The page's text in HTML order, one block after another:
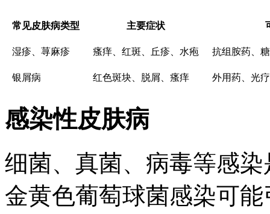
常见皮肤病类型 主要症状
湿疹、荨麻疹 瘙痒、红斑、丘疹、水疱 抗组胺药、
银屑病 红色斑块、脱屑、瘙痒 外用药、光
感染性皮肤病
细菌、真菌、病毒等感
金黄色葡萄球菌感染可